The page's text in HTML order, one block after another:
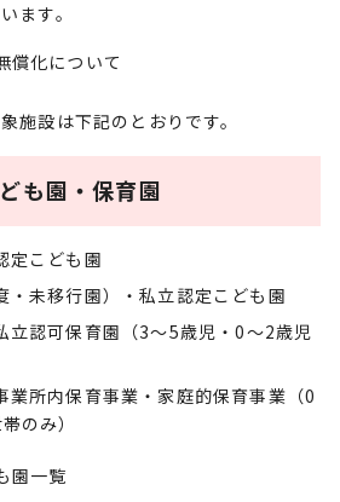
ます。
償化について
施設は下記のとおりです。
も園・保育園
定こども園
・未移行園）・私立認定こども園
立認可保育園（3～5歳児・0～2歳児
業所内保育事業・家庭的保育事業（0
のみ）
園一覧